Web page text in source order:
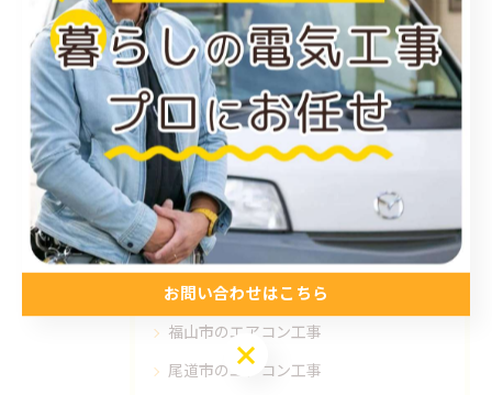
関連タグ
#岡山 #エアコン取り付け #安い
カテゴリー Categories
全てのカテゴリー
福山市のエアコン工事
尾道市のエアコン工事
お問い合わせはこちら
お問い合わせはこちら